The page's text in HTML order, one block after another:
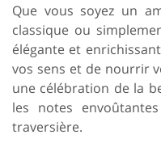
Que vous soyez un
classique ou
élégante et
vos sens et de nourrir
une célébration de la
les notes
traversière.